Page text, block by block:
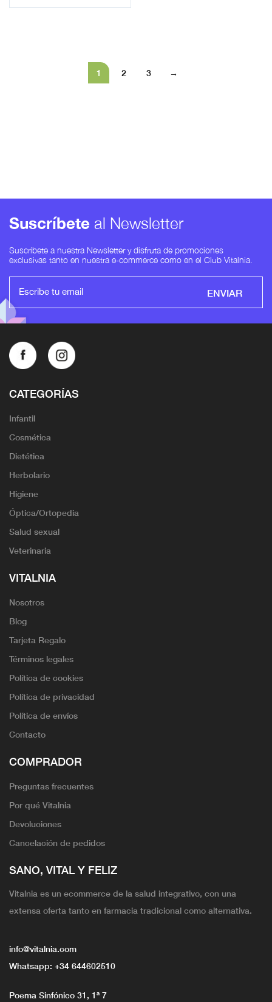
1 2 3 →
Suscríbete al Newsletter
Suscríbete a nuestra Newsletter y disfruta de promociones
exclusivas tanto en nuestra e-commerce como en el Club Vitalnia.
ENVIAR
CATEGORÍAS
Infantil
Cosmética
Dietética
Herbolario
Higiene
Óptica/Ortopedia
Salud sexual
Veterinaria
VITALNIA
Nosotros
Blog
Tarjeta Regalo
Términos legales
Política de cookies
Política de privacidad
Política de envíos
Contacto
COMPRADOR
Preguntas frecuentes
Por qué Vitalnia
Devoluciones
Cancelación de pedidos
SANO, VITAL Y FELIZ
Vitalnia es un ecommerce de la salud integrativo, con una
extensa oferta tanto en farmacia tradicional como alternativa.
info@vitalnia.com
Whatsapp: +34 644602510
Poema Sinfónico 31, 1ª 7